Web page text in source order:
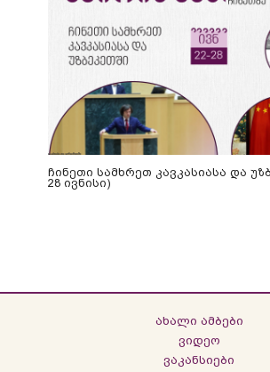
ჩინეთი სამხრეთ კავკასიასა და
28 ივნისი)
ახალი ამბები
ვიდეო
ვაკანსიები